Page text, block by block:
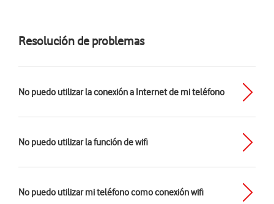
Resolución de problemas
No puedo utilizar la conexión a Internet de mi teléfono
No puedo utilizar la función de wifi
No puedo utilizar mi teléfono como conexión wifi